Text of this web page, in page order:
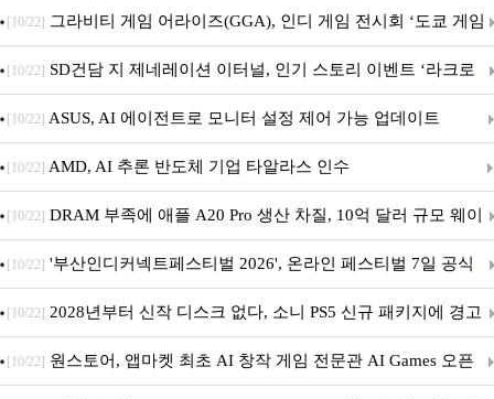
내 정식 출시
[10/22] 그라비티 게임 어라이즈(GGA), 인디 게임 전시회 ‘도쿄 게임
던전 13’ 참가!
[10/22] SD건담 지 제네레이션 이터널, 인기 스토리 이벤트 ‘라크로
아의 용사’ 재개최 및 풍성한 기념 이벤트 실시!
[10/22] ASUS, AI 에이전트로 모니터 설정 제어 가능 업데이트
[10/22] AMD, AI 추론 반도체 기업 타알라스 인수
[10/22] DRAM 부족에 애플 A20 Pro 생산 차질, 10억 달러 규모 웨이
퍼 대기
[10/22] '부산인디커넥트페스티벌 2026', 온라인 페스티벌 7일 공식
개막... 22일간 진행
[10/22] 2028년부터 신작 디스크 없다, 소니 PS5 신규 패키지에 경고
문 추가
[10/22] 원스토어, 앱마켓 최초 AI 창작 게임 전문관 AI Games 오픈